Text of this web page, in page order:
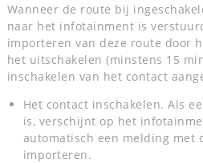
Wanneer de route bij
naar het infotainment is
importeren van deze route door
het uitschakelen (minstens 15
inschakelen van het contact
Het contact inschakelen. Als
is, verschijnt op het
automatisch een melding met
importeren.